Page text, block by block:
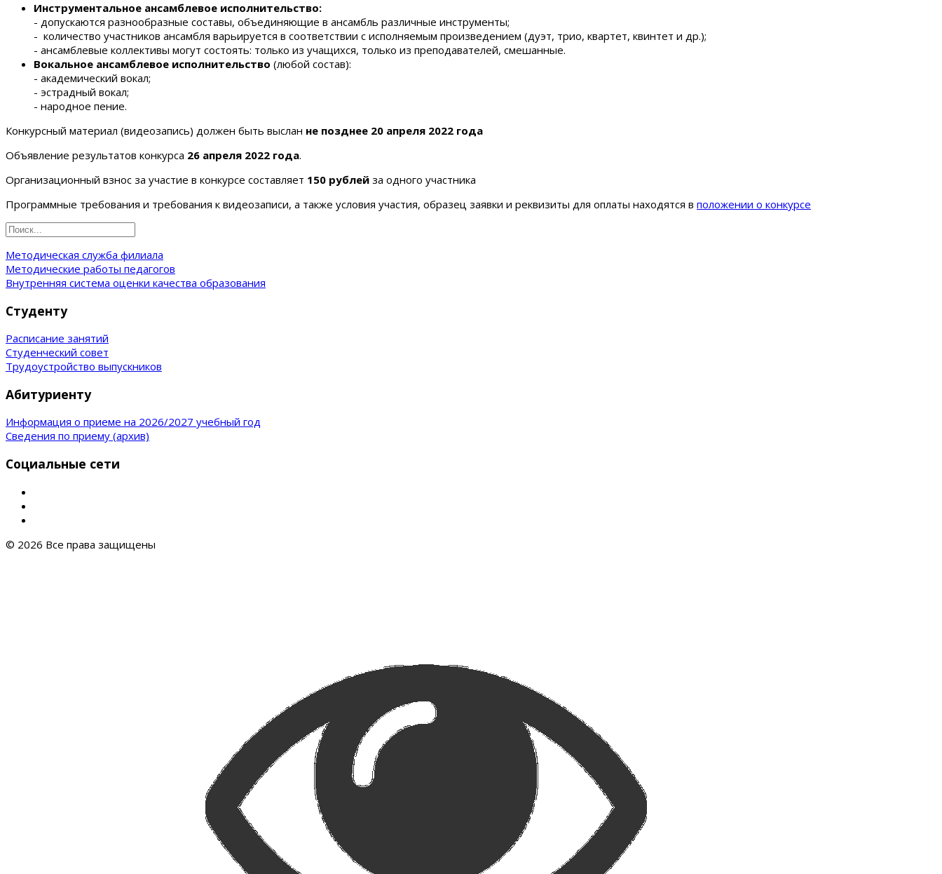
Инструментальное ансамблевое исполнительство:
- допускаются разнообразные составы, объединяющие в ансамбль различные инструменты;
- количество участников ансамбля варьируется в соответствии с исполняемым произведением (дуэт, трио, квартет, квинтет и др.);
- ансамблевые коллективы могут состоять: только из учащихся, только из преподавателей, смешанные.
Вокальное ансамблевое исполнительство (любой состав):
- академический вокал;
- эстрадный вокал;
- народное пение.
Конкурсный материал (видеозапись) должен быть выслан не позднее 20 апреля 2022 года
Объявление результатов конкурса 26 апреля 2022 года.
Организационный взнос за участие в конкурсе составляет 150 рублей за одного участника
Программные требования и требования к видеозаписи, а также условия участия, образец заявки и реквизиты для оплаты находятся в положении о конкурсе
Методическая служба филиала
Методические работы педагогов
Внутренняя система оценки качества образования
Студенту
Расписание занятий
Студенческий совет
Трудоустройство выпускников
Абитуриенту
Информация о приеме на 2026/2027 учебный год
Сведения по приему (архив)
Социальные сети
© 2026 Все права защищены